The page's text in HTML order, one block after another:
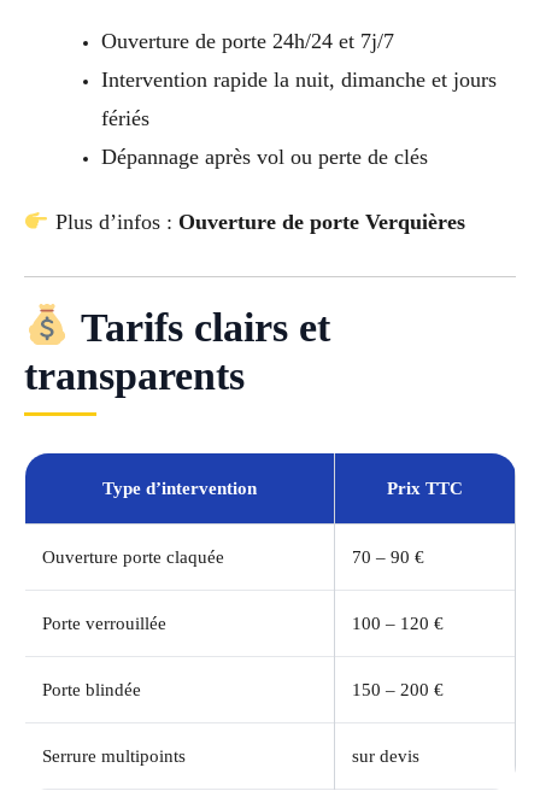
Ouverture de porte 24h/24 et 7j/7
Intervention rapide la nuit, dimanche et jours
fériés
Dépannage après vol ou perte de clés
Plus d’infos : Ouverture de porte Verquières
Tarifs clairs et
transparents
Type d’intervention Prix TTC
Ouverture porte claquée 70 – 90 €
Porte verrouillée 100 – 120 €
Porte blindée 150 – 200 €
Serrure multipoints sur devis